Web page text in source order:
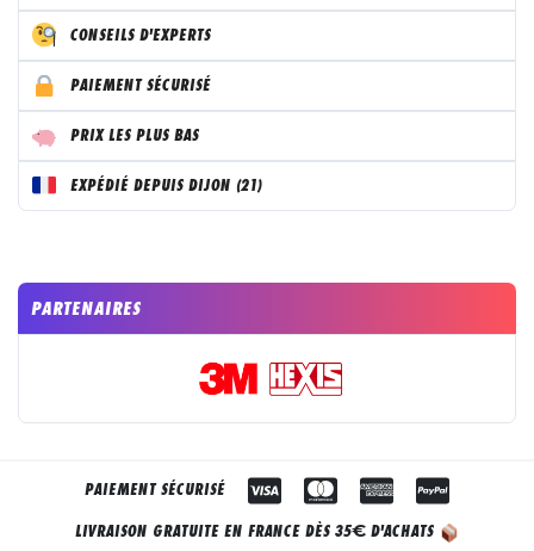
CONSEILS D'EXPERTS
PAIEMENT SÉCURISÉ
PRIX LES PLUS BAS
EXPÉDIÉ DEPUIS DIJON (21)
PARTENAIRES
PAIEMENT SÉCURISÉ
LIVRAISON GRATUITE EN FRANCE DÈS 35€ D'ACHATS